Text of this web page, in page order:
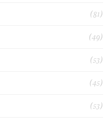
(81)
(49)
(53)
(45)
(53)